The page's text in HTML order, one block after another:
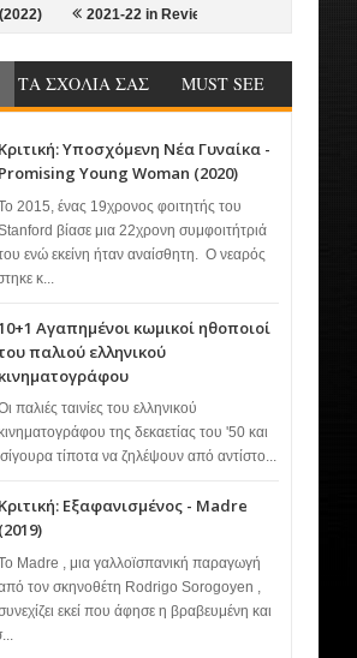
2021-22 in Review: Οι 10+1 Καλύτερες ταινίες
ΤΑ ΣΧΟΛΙΑ ΣΑΣ MUST SEE
Κριτική: Υποσχόμενη Νέα Γυναίκα -
Promising Young Woman (2020)
2015, ένας 19χρονος φοιτητής του
βίασε μια 22χρονη συμφοιτήτριά
ενώ εκείνη ήταν αναίσθητη. Ο νεαρός
κ...
Αγαπημένοι κωμικοί ηθοποιοί
παλιού ελληνικού
κινηματογράφου
παλιές ταινίες του ελληνικού
της δεκαετίας του '50 και
τίποτα να ζηλέψουν από αντίστο...
Κριτική: Εξαφανισμένος - Madre
(2019)
Madre , μια γαλλοϊσπανική παραγωγή
τον σκηνοθέτη Rodrigo Sorogoyen ,
εκεί που άφησε η βραβευμένη και